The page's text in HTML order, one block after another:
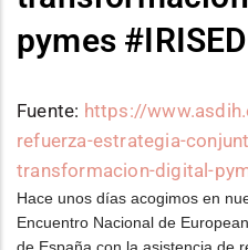
pymes
Fuente: https://
refuerza-estrategia-
transformacion-digital-
Hace unos días acogimos en
Encuentro Nacional de
de España con la asistencia de